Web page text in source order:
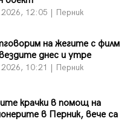
12:05 | Перник
на жегите с филм
днес и утре
10:21 | Перник
крачки в помощ на
в Перник, вече са